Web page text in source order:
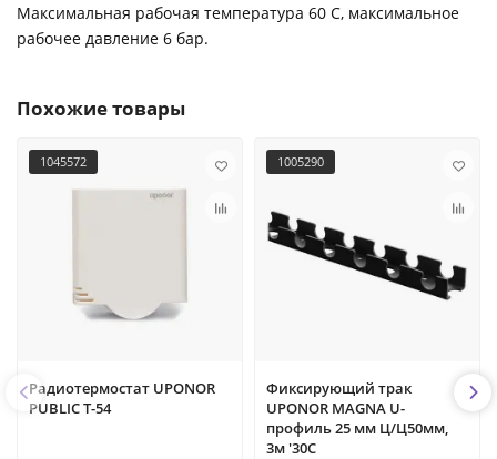
Максимальная рабочая температура 60 С, максимальное
рабочее давление 6 бар.
Похожие товары
1045572
Радиотермостат UPONOR
PUBLIC T-54
1005290
Фиксирующий трак
UPONOR MAGNA U-
профиль 25 мм Ц/Ц50мм,
3м '30С